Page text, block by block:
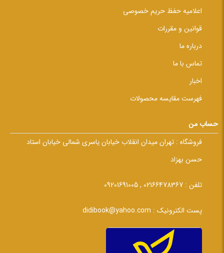
اعلامیه حفظ حریم خصوصی
قوانین و مقررات
درباره ما
تماس با ما
اخبار
فهرست مقایسه محصولات
حساب من
فروشگاه : تهران میدان انقلاب خیابان یاسری شمالی خیابان استاد
حسن بهزاد
تلفن : 02166478367 , 09201691005
پست الکترونیک : didibook@yahoo.com